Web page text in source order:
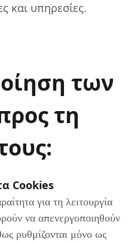
και υπηρεσίες.
των
τη
Cookies
για τη λειτουργία
να απενεργοποιηθούν
ρυθμίζονται μόνο ως